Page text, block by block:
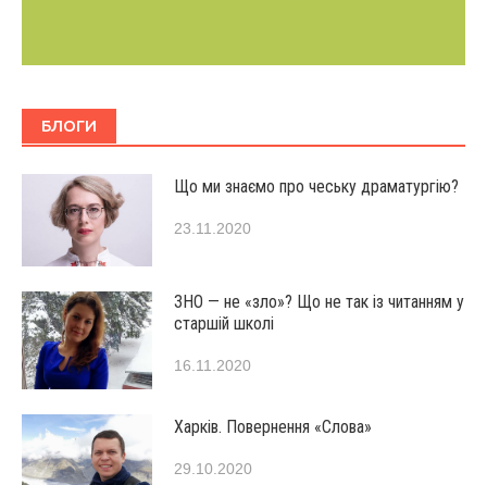
БЛОГИ
Що ми знаємо про чеську драматургію?
23.11.2020
ЗНО — не «зло»? Що не так із читанням у
старшій школі
16.11.2020
Харків. Повернення «Слова»
29.10.2020